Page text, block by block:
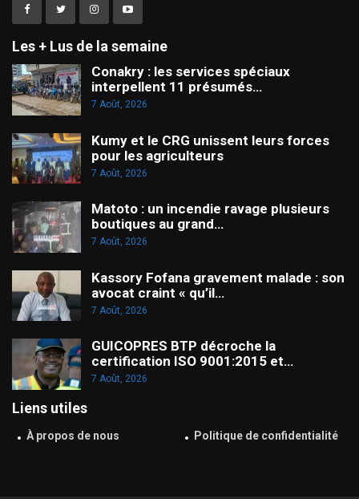
Les + Lus de la semaine
Conakry : les services spéciaux
interpellent 11 présumés…
7 Août, 2026
Kumy et le CRG unissent leurs forces
pour les agriculteurs
7 Août, 2026
Matoto : un incendie ravage plusieurs
boutiques au grand…
7 Août, 2026
Kassory Fofana gravement malade : son
avocat craint « qu’il…
7 Août, 2026
GUICOPRES BTP décroche la
certification ISO 9001:2015 et…
7 Août, 2026
Liens utiles
À propos de nous Politique de confidentialité